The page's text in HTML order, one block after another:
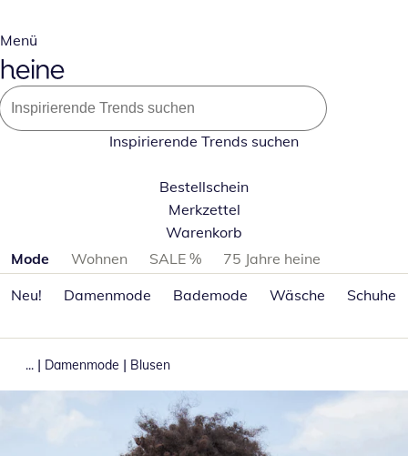
Menü
Inspirierende Trends suchen
Bestellschein
Merkzettel
Warenkorb
Produktkategorien überspringen
Mode Wohnen SALE %
75 Jahre heine
Neu!
Damenmode Bademode Wäsche Schuhe
... | Damenmode | Blusen